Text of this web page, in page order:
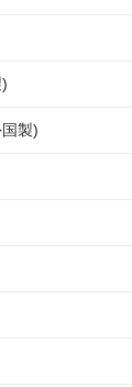
製)